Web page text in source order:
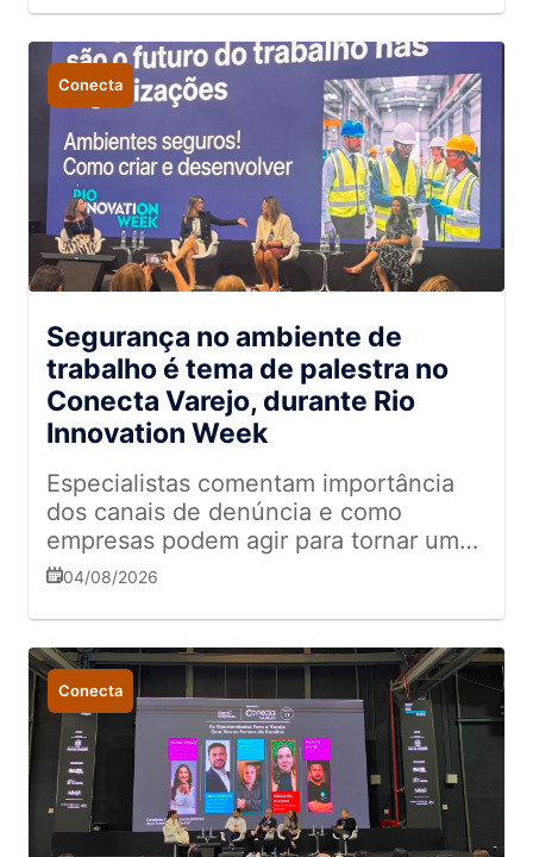
Conecta
Segurança no ambiente de
trabalho é tema de palestra no
Conecta Varejo, durante Rio
Innovation Week
Especialistas comentam importância
dos canais de denúncia e como
empresas podem agir para tornar um
ambiente mais humano
04/08/2026
Conecta